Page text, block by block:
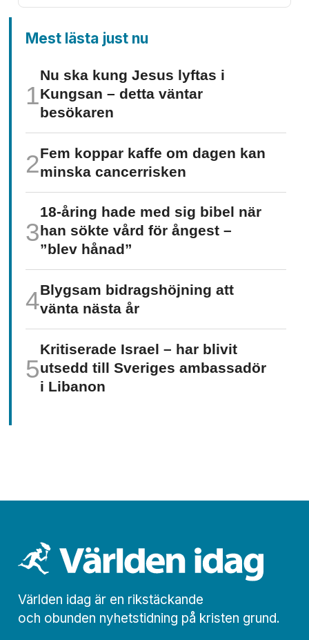
Mest lästa just nu
Nu ska kung Jesus lyftas i
Kungsan – detta väntar
besökaren
Fem koppar kaffe om dagen kan
minska cancer­risken
18-åring hade med sig bibel när
han sökte vård för ångest –
”blev hånad”
Blygsam bidrags­höjning att
vänta nästa år
Kritiserade Israel – har blivit
utsedd till Sveriges ambassadör
i Libanon
Världen idag är en rikstäckande
och obunden nyhets­­­tidning på kristen grund.